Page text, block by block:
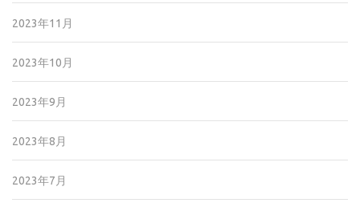
2023年11月
2023年10月
2023年9月
2023年8月
2023年7月